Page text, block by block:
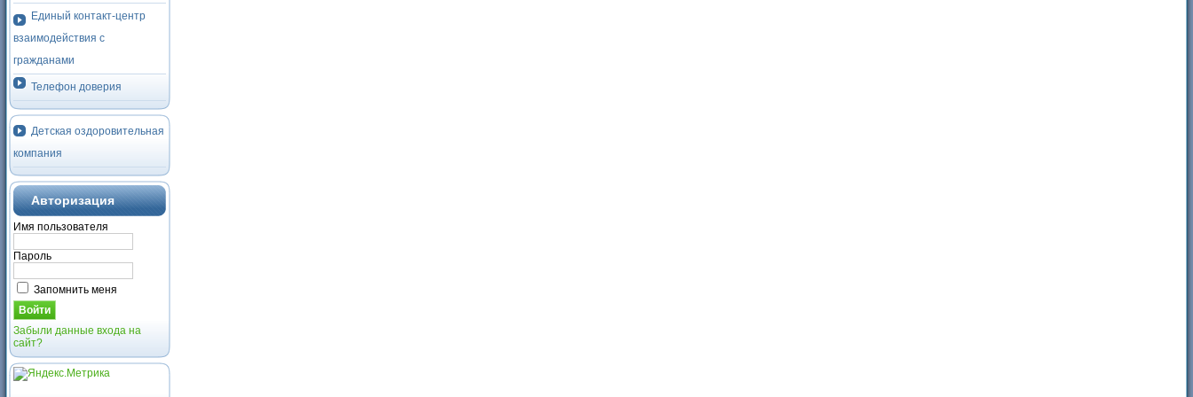
Единый контакт-центр
взаимодействия с
гражданами
Телефон доверия
Детская оздоровительная
компания
Авторизация
Имя пользователя
Пароль
Запомнить меня
Забыли данные входа на
сайт?